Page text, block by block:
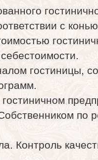
с
гостиницы,
по
Контроль